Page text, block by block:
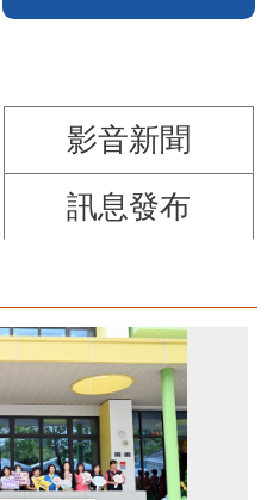
影音新聞
訊息發布